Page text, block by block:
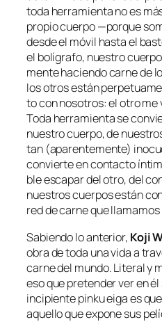
to­da he­rra­mien­ta no es
pro­pio cuer­po —por­que
des­de el mó­vil has­ta el
el bo­lí­gra­fo, nues­tro
men­te ha­cien­do car­ne de
los otros es­tán
to con no­so­tros: el otro me
Toda he­rra­mien­ta se
nues­tro cuer­po, de
tan (apa­ren­te­men­te)
con­vier­te en con­tac­to
ble es­ca­par del otro, del
nues­tros cuer­pos es­tán
red de car­ne que lla­ma­mos
Sabiendo lo an­te­rior, Koji
obra de to­da una vi­da a
car­ne del mun­do. Literal y
eso que pre­ten­der ver en
in­ci­pien­tepin­ku ei­gaes
aque­llo que ex­po­ne sus